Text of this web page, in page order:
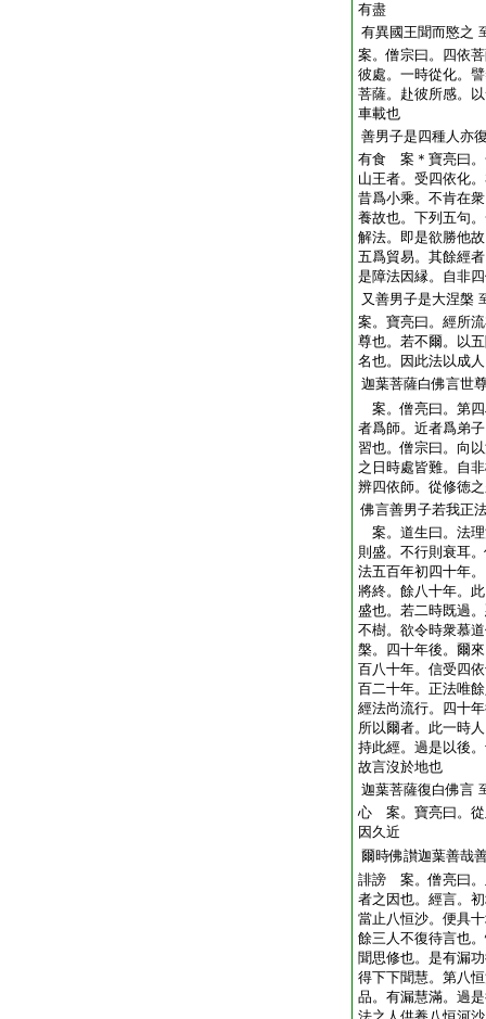
有盡
有異國王聞而愍之
案。僧宗曰。四依
彼處。一時從化。
菩薩。赴彼所感。
車載也
善男子是四種人亦
有食 案＊寶亮曰。
山王者。受四依化
昔爲小乘。不肯在
養故也。下列五句
解法。即是欲勝他
五爲貿易。其餘經
是障法因縁。自非
又善男子是大涅槃
案。寶亮曰。經所
尊也。若不爾。以
名也。因此法以成
迦葉菩薩白佛言世
案。僧亮曰。第
者爲師。近者爲弟
習也。僧宗曰。向
之日時處皆難。自
辨四依師。從修徳
佛言善男子若我正
案。道生曰。法
則盛。不行則衰耳
法五百年初四十年
將終。餘八十年。
盛也。若二時既過
不樹。欲令時衆慕
槃。四十年後。爾
百八十年。信受四
百二十年。正法唯
經法尚流行。四十
所以爾者。此一時
持此經。過是以後
故言沒於地也
迦葉菩薩復白佛言
心 案。寶亮曰。從
因久近
爾時佛讃迦葉善哉
誹謗 案。僧亮曰。
者之因也。經言。
當止八恒沙。便具
餘三人不復待言也
聞思修也。是有漏
得下下聞慧。第八
品。有漏慧滿。過